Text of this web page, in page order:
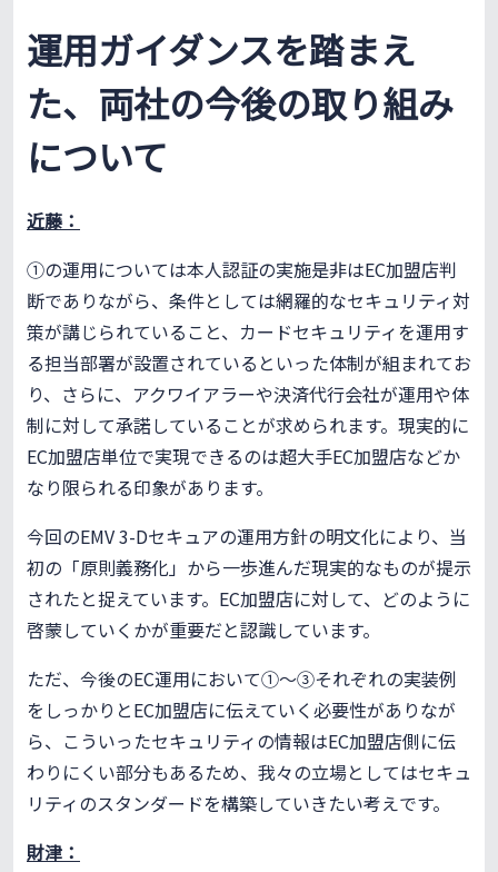
運用ガイダンスを踏まえ
た、両社の今後の取り組み
について
近藤：
①の運用については本人認証の実施是非はEC加盟店判
断でありながら、条件としては網羅的なセキュリティ対
策が講じられていること、カードセキュリティを運用す
る担当部署が設置されているといった体制が組まれてお
り、さらに、アクワイアラーや決済代行会社が運用や体
制に対して承諾していることが求められます。現実的に
EC加盟店単位で実現できるのは超大手EC加盟店などか
なり限られる印象があります。
今回のEMV 3-Dセキュアの運用方針の明文化により、当
初の「原則義務化」から一歩進んだ現実的なものが提示
されたと捉えています。EC加盟店に対して、どのように
啓蒙していくかが重要だと認識しています。
ただ、今後のEC運用において①〜③それぞれの実装例
をしっかりとEC加盟店に伝えていく必要性がありなが
ら、こういったセキュリティの情報はEC加盟店側に伝
わりにくい部分もあるため、我々の立場としてはセキュ
リティのスタンダードを構築していきたい考えです。
財津：